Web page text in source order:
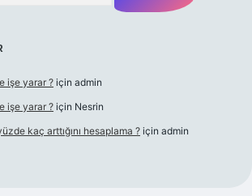
işe yarar ?için admin
işe yarar ?için Nesrin
kaç arttığını hesaplama ? için admin